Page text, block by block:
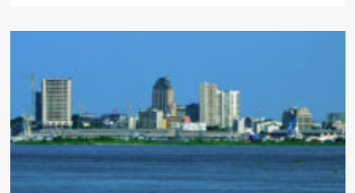
Viagem
e
Damba
em
1912
–
DO
INDÍGENA(